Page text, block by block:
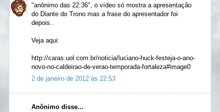
"anônimo das 22:36", o vídeo só mostra a apresentação
do Diante do Trono mas a frase do apresentador foi
depois..
Veja aqui:
http://caras.uol.com.br/noticia/luciano-huck-festeja-o-ano-
novo-no-caldeirao-de-verao-temporada-fortaleza#image0
2 de janeiro de 2012 às 22:53
Anônimo disse...